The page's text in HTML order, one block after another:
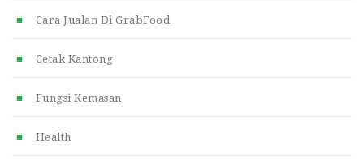
Cara Jualan Di GrabFood
Cetak Kantong
Fungsi Kemasan
Health